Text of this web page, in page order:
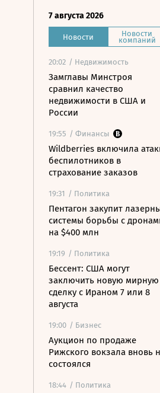
7 августа 2026
Новости Новости
компаний
20:02 / Недвижимость
Замглавы Минстроя
сравнил качество
недвижимости в США и
России
19:55 / Финансы
Wildberries включила
беспилотников в
страхование заказов
19:31 / Политика
Пентагон закупит
системы борьбы с
на $400 млн
19:19 / Политика
Бессент: США могут
заключить новую мирную
сделку с Ираном 7 или 8
августа
19:00 / Бизнес
Аукцион по продаже
Рижского вокзала вновь
состоялся
18:44 / Политика